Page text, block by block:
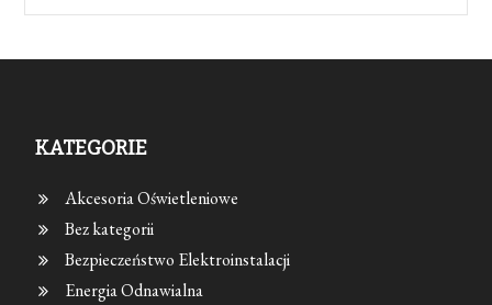
KATEGORIE
Akcesoria Oświetleniowe
Bez kategorii
Bezpieczeństwo Elektroinstalacji
Energia Odnawialna